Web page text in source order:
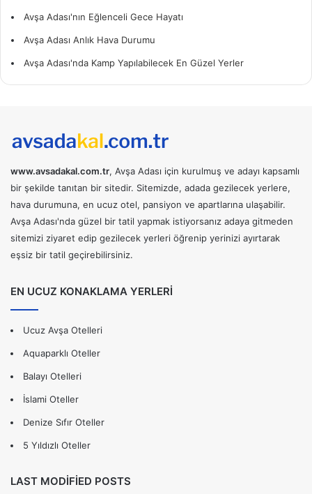
Avşa Adası'nın Eğlenceli Gece Hayatı
Avşa Adası Anlık Hava Durumu
Avşa Adası'nda Kamp Yapılabilecek En Güzel Yerler
www.avsadakal.com.tr, Avşa Adası için kurulmuş ve adayı kapsamlı
bir şekilde tanıtan bir sitedir. Sitemizde, adada gezilecek yerlere,
hava durumuna, en ucuz otel, pansiyon ve apartlarına ulaşabilir.
Avşa Adası'nda güzel bir tatil yapmak istiyorsanız adaya gitmeden
sitemizi ziyaret edip gezilecek yerleri öğrenip yerinizi ayırtarak
eşsiz bir tatil geçirebilirsiniz.
EN UCUZ KONAKLAMA YERLERİ
Ucuz Avşa Otelleri
Aquaparklı Oteller
Balayı Otelleri
İslami Oteller
Denize Sıfır Oteller
5 Yıldızlı Oteller
LAST MODIFIED POSTS